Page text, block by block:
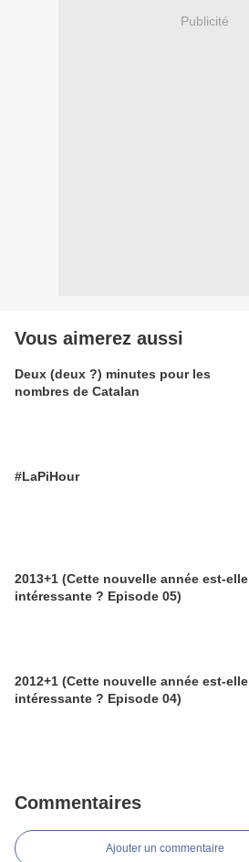
Publicité
Vous aimerez aussi
Deux (deux ?) minutes pour les
nombres de Catalan
#LaPiHour
2013+1 (Cette nouvelle année est-elle
intéressante ? Episode 05)
2012+1 (Cette nouvelle année est-elle
intéressante ? Episode 04)
Commentaires
Ajouter un commentaire